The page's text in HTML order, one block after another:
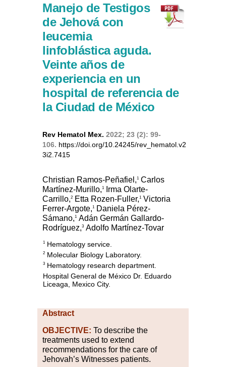
Manejo de Testigos
de Jehová con
leucemia
linfoblástica aguda.
Veinte años de
experiencia en un
hospital de referencia de
la Ciudad de México
Rev Hematol Mex. 2022; 23 (2): 99-
106. https://doi.org/10.24245/rev_hematol.v2
3i2.7415
Christian Ramos-Peñafiel,1 Carlos
Martínez-Murillo,1
Irma Olarte-
Carrillo,2 Etta Rozen-Fuller,1 Victoria
Ferrer-Argote,1
Daniela Pérez-
Sámano,1 Adán Germán Gallardo-
Rodríguez,3 Adolfo Martínez-Tovar
1 Hematology service.
2 Molecular Biology Laboratory.
3 Hematology research department.
Hospital General de México Dr. Eduardo
Liceaga, Mexico City.
Abstract
OBJECTIVE: To describe the
treatments used to extend
recommendations for the care of
Jehovah’s Witnesses patients.